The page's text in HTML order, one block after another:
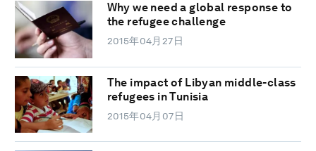
Why we need a global response to
the refugee challenge
2015年04月27日
The impact of Libyan middle-class
refugees in Tunisia
2015年04月07日